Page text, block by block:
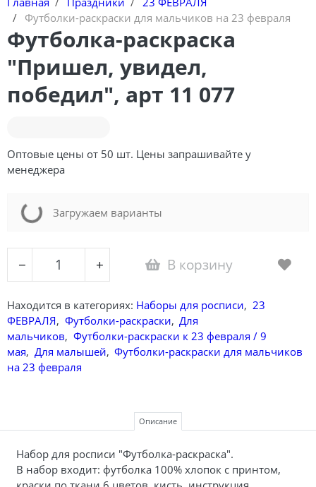
Футболки-раскраски для мальчиков на 23 февраля
Футболка-раскраска
"Пришел, увидел,
победил", арт 11 077
Оптовые цены от 50 шт. Цены запрашивайте у
менеджера
Loading...Загружаем варианты
− + В корзину
Находится в категориях: Наборы для росписи, 23
ФЕВРАЛЯ, Футболки-раскраски, Для
мальчиков, Футболки-раскраски к 23 февраля / 9
мая, Для малышей, Футболки-раскраски для мальчиков
на 23 февраля
Описание
Набор для росписи "Футболка-раскраска".
В набор входит: футболка 100% хлопок с принтом,